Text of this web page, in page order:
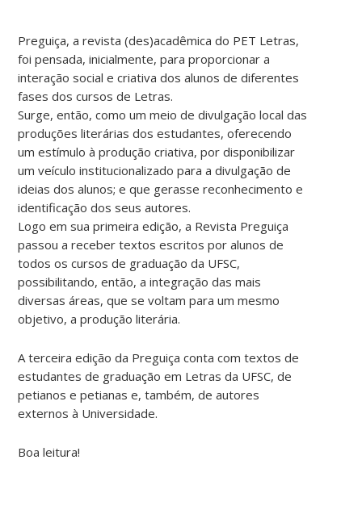
Preguiça, a revista (des)acadêmica do PET Letras,
foi pensada, inicialmente, para proporcionar a
interação social e criativa dos alunos de diferentes
fases dos cursos de Letras.
Surge, então, como um meio de divulgação local das
produções literárias dos estudantes, oferecendo
um estímulo à produção criativa, por disponibilizar
um veículo institucionalizado para a divulgação de
ideias dos alunos; e que gerasse reconhecimento e
identificação dos seus autores.
Logo em sua primeira edição, a Revista Preguiça
passou a receber textos escritos por alunos de
todos os cursos de graduação da UFSC,
possibilitando, então, a integração das mais
diversas áreas, que se voltam para um mesmo
objetivo, a produção literária.
A terceira edição da Preguiça conta com textos de
estudantes de graduação em Letras da UFSC, de
petianos e petianas e, também, de autores
externos à Universidade.
Boa leitura!